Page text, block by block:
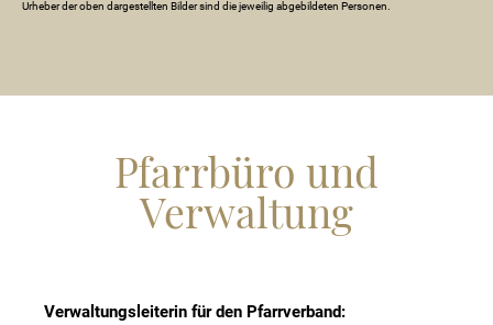
Urheber der oben dargestellten Bilder sind die jeweilig abgebildeten Personen.
Pfarrbüro und
Verwaltung
Verwaltungsleiterin für den Pfarrverband: